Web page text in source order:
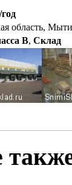
область,
B, Склад